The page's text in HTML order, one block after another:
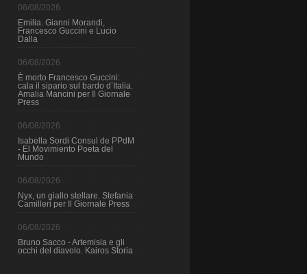
06/08/2026
Emilia. Gianni Morandi,
Francesco Guccini e Lucio
Dalla
06/08/2026
È morto Francesco Guccini:
cala il sipario sul bardo d’Italia.
Amalia Mancini per Il Giornale
Press
06/08/2026
Isabella Sordi Consul de PPdM
- El Movimiento Poeta del
Mundo
06/08/2026
Nyx, un giallo stellare. Stefania
Camilleri per Il Giornale Press
06/08/2026
Bruno Sacco - Artemisia e gli
occhi del diavolo. Kairos Storia